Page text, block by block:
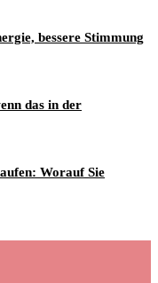
bessere Stimmung
das in der
Worauf Sie